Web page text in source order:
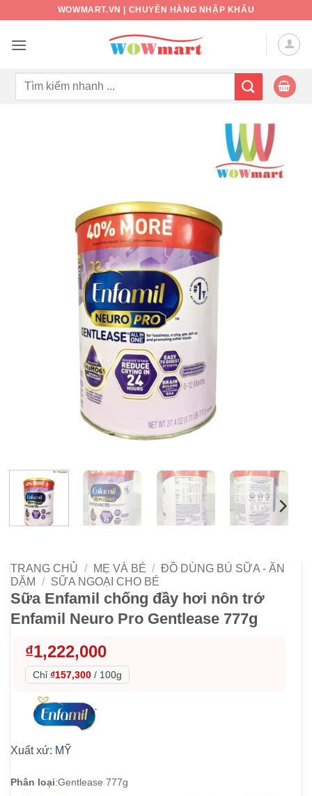
nội
WOWMART.VN | CHUYÊN HÀNG NHẬP KHẨU
Tìm
TRANG CHỦ / MẸ VÀ BÉ / ĐỒ DÙNG BÚ SỮA - ĂN
DẶM
/ SỮA NGOẠI CHO BÉ
Sữa Enfamil chống đầy hơi nôn trớ
Enfamil Neuro Pro Gentlease 777g
₫1,222,000
Chỉ ₫157,300 / 100g
Xuất xứ: MỸ
Phân loại:Gentlease 777g